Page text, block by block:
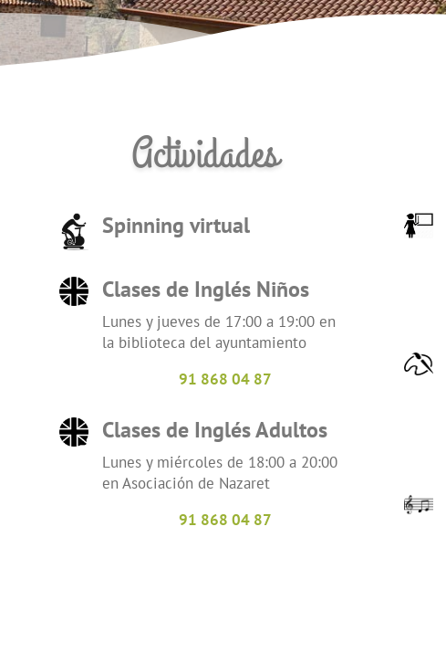
Actividades
Spinning virtual
Clases de Inglés Niños
Lunes y jueves de 17:00 a 19:00 en
la biblioteca del ayuntamiento
91 868 04 87
Clases de Inglés Adultos
Lunes y miércoles de 18:00 a 20:00
en Asociación de Nazaret
91 868 04 87